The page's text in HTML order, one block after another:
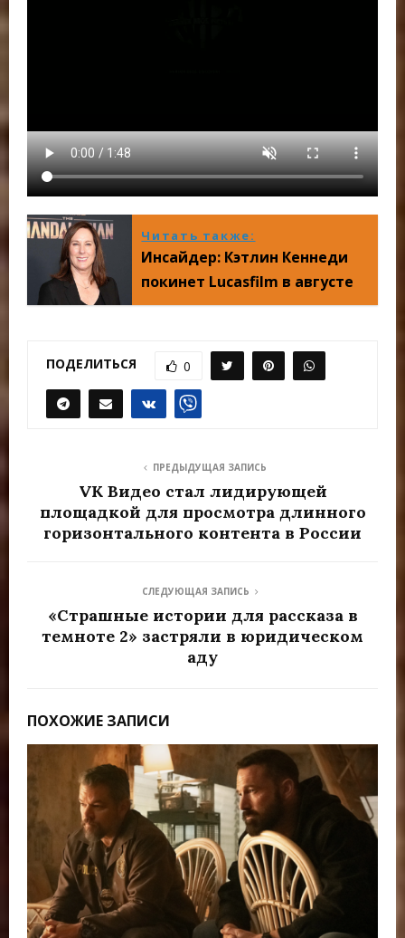
Читать также:
Инсайдер: Кэтлин Кеннеди
покинет Lucasfilm в августе
ПОДЕЛИТЬСЯ 0
ПРЕДЫДУЩАЯ ЗАПИСЬ
VK Видео стал лидирующей
площадкой для просмотра длинного
горизонтального контента в России
СЛЕДУЮЩАЯ ЗАПИСЬ
«Страшные истории для рассказа в
темноте 2» застряли в юридическом
аду
ПОХОЖИЕ ЗАПИСИ